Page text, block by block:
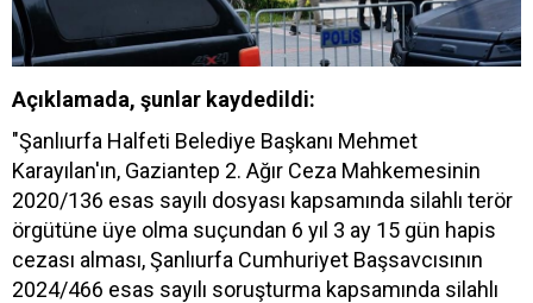
Açıklamada, şunlar kaydedildi:
"Şanlıurfa Halfeti Belediye Başkanı Mehmet
Karayılan'ın, Gaziantep 2. Ağır Ceza Mahkemesinin
2020/136 esas sayılı dosyası kapsamında silahlı terör
örgütüne üye olma suçundan 6 yıl 3 ay 15 gün hapis
cezası alması, Şanlıurfa Cumhuriyet Başsavcısının
2024/466 esas sayılı soruşturma kapsamında silahlı